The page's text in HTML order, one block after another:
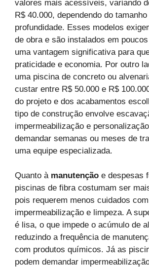
valores mais acessíveis, variando
R$ 40.000, dependendo do
profundidade. Esses modelos
de obra e são instalados em
uma vantagem significativa para
praticidade e economia. Por outro
uma piscina de concreto ou
custar entre R$ 50.000 e R$
do projeto e dos acabamentos
tipo de construção envolve
impermeabilização e
demandar semanas ou meses de
uma equipe especializada.
Quanto à manutenção e despesas
piscinas de fibra costumam ser
pois requerem menos cuidados com
impermeabilização e limpeza. A
é lisa, o que impede o acúmulo de
reduzindo a frequência de
com produtos químicos. Já as
podem demandar